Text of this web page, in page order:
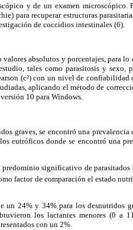
y de un examen microscópico.
para recuperar estructuras
de coccidios intestinales (6).
absolutos y porcentajes, para lo
tales como parasitosis y sexo,
(c²) con un nivel de confiabilidad
aplicando el método de
10 para Windows.
graves, se encontró una prevalencia
eutróficos donde se encontró una
predominio significativo de
factor de comparación el estado
un 24% y 34% para los desnutridos
los lactantes menores (0 a
con un 2%.